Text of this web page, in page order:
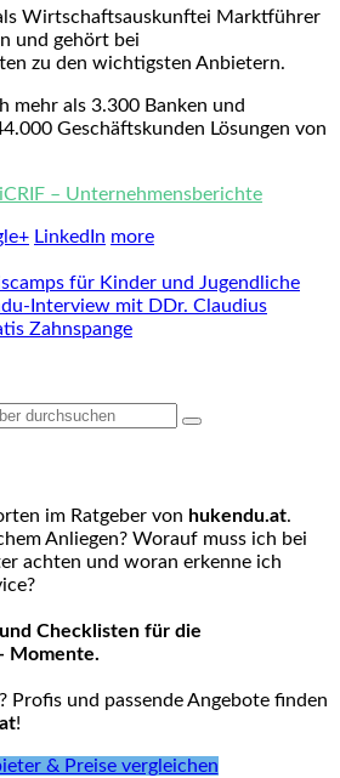
Wirtschaftsauskunftei Marktführer
und gehört bei
zu den wichtigsten Anbietern.
als 3.300 Banken und
Geschäftskunden Lösungen von
iCRIF – Unternehmensberichte
LinkedIn more
für Kinder und Jugendliche
Interview mit DDr. Claudius
Zahnspange
im Ratgeber von hukendu.at.
Anliegen? Worauf muss ich bei
achten und woran erkenne ich
Checklisten für die
Momente.
Profis und passende Angebote finden
!
& Preise vergleichen